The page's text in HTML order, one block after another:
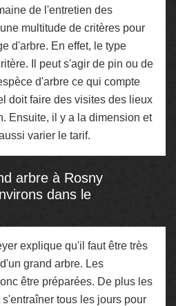
de l'entretien des
multitude de critères pour
d'arbre. En effet, le type
Il peut s'agir de pin ou de
d'arbre ce qui compte
doit faire des visites des lieux
Ensuite, il y a la dimension et
varier le tarif.
arbre à Rosny
dans le
explique qu'il faut être très
grand arbre. Les
être préparées. De plus les
tous les jours pour